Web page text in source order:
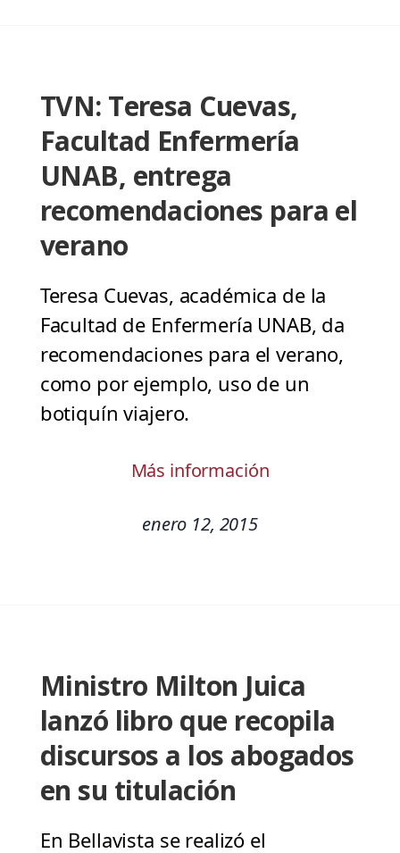
TVN: Teresa Cuevas,
Facultad Enfermería
UNAB, entrega
recomendaciones para el
verano
Teresa Cuevas, académica de la
Facultad de Enfermería UNAB, da
recomendaciones para el verano,
como por ejemplo, uso de un
botiquín viajero.
Más información
enero 12, 2015
Ministro Milton Juica
lanzó libro que recopila
discursos a los abogados
en su titulación
En Bellavista se realizó el